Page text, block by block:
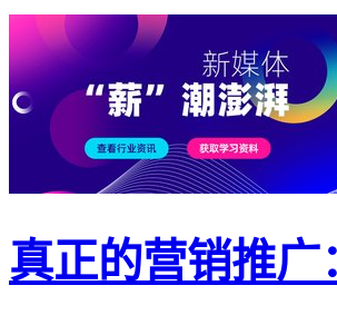
真正的营销推广